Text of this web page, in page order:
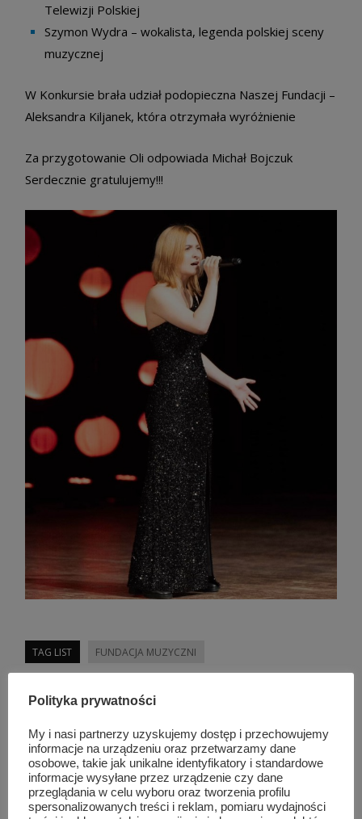
Telewizji Polskiej
Szymon Wydra – wokalista, legenda polskiej sceny
muzycznej
W Konkursie brała udział podopieczna Naszej Fundacji –
Aleksandra Kiljanek, która otrzymała wyróżnienie
Za przygotowanie Oli odpowiada Michał Bojczuk
Serdecznie gratulujemy!!!
TAG LIST FUNDACJA MUZYCZNI
Podobne wpisy
Polityka prywatności
My i nasi partnerzy uzyskujemy dostęp i przechowujemy
informacje na urządzeniu oraz przetwarzamy dane
osobowe, takie jak unikalne identyfikatory i standardowe
informacje wysyłane przez urządzenie czy dane
przeglądania w celu wyboru oraz tworzenia profilu
spersonalizowanych treści i reklam, pomiaru wydajności